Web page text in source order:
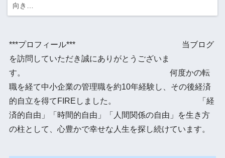
向き…
***プロフィール*** 当ブログ
を訪問していただき誠にありがとうございま
す。 何度かの転
職を経て中小企業の管理職を約10年経験し、その後経済
的自立を得てFIREしました。 「経
済的自由」「時間的自由」「人間関係の自由」を生き方
の柱として、心豊かで幸せな人生を探し続けています。